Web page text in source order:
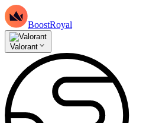
BoostRoyal
Valorant